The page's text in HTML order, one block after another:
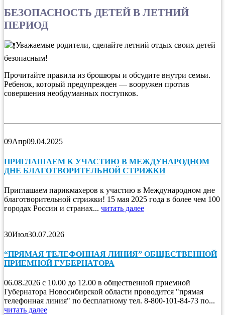
БЕЗОПАСНОСТЬ ДЕТЕЙ В ЛЕТНИЙ
ПЕРИОД
️Уважаемые родители, сделайте летний отдых своих детей
безопасным!
Прочитайте правила из брошюры и обсудите внутри семьи.
Ребенок, который предупрежден — вооружен против
совершения необдуманных поступков.
09Апр09.04.2025
ПРИГЛАШАЕМ К УЧАСТИЮ В МЕЖДУНАРОДНОМ
ДНЕ БЛАГОТВОРИТЕЛЬНОЙ СТРИЖКИ
Приглашаем парикмахеров к участию в Международном дне
благотворительной стрижки! 15 мая 2025 года в более чем 100
городах России и странах... читать далее
30Июл30.07.2026
“ПРЯМАЯ ТЕЛЕФОННАЯ ЛИНИЯ” ОБЩЕСТВЕННОЙ
ПРИЕМНОЙ ГУБЕРНАТОРА
06.08.2026 с 10.00 до 12.00 в общественной приемной
Губернатора Новосибирской области проводится "прямая
телефонная линия" по бесплатному тел. 8-800-101-84-73 по...
читать далее